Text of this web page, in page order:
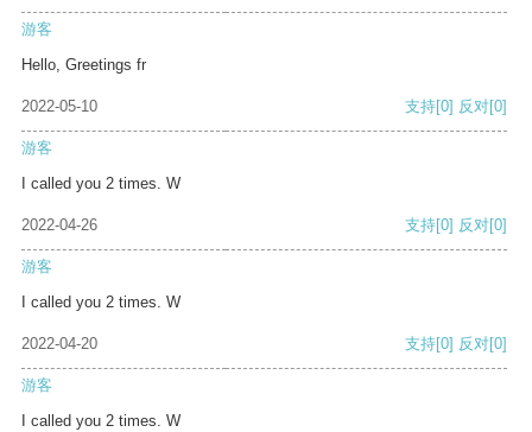
游客
Hello, Greetings fr
2022-05-10 支持[0] 反对[0]
游客
I called you 2 times. W
2022-04-26 支持[0] 反对[0]
游客
I called you 2 times. W
2022-04-20 支持[0] 反对[0]
游客
I called you 2 times. W